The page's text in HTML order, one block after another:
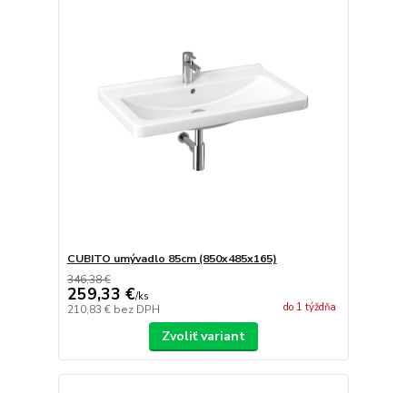
CUBITO umývadlo 85cm (850x485x165)
346,38 €
259,33 €/ks
210,83 € bez DPH do 1 týždňa
Zvoliť variant